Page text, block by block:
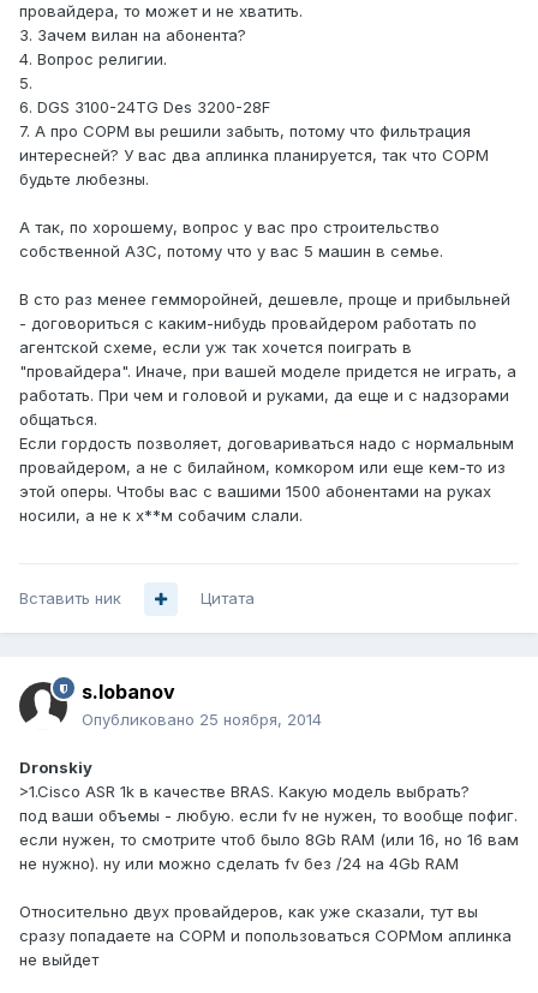
провайдера, то может и не хватить.
3. Зачем вилан на абонента?
4. Вопрос религии.
5.
6. DGS 3100-24TG Des 3200-28F
7. А про СОРМ вы решили забыть, потому что фильтрация
интересней? У вас два аплинка планируется, так что СОРМ
будьте любезны.
А так, по хорошему, вопрос у вас про строительство
собственной АЗС, потому что у вас 5 машин в семье.
В сто раз менее гемморойней, дешевле, проще и прибыльней
- договориться с каким-нибудь провайдером работать по
агентской схеме, если уж так хочется поиграть в
"провайдера". Иначе, при вашей моделе придется не играть, а
работать. При чем и головой и руками, да еще и с надзорами
общаться.
Если гордость позволяет, договариваться надо с нормальным
провайдером, а не с билайном, комкором или еще кем-то из
этой оперы. Чтобы вас с вашими 1500 абонентами на руках
носили, а не к х**м собачим слали.
Вставить ник Цитата
s.lobanov
Опубликовано 25 ноября, 2014
Dronskiy
>1.Cisco ASR 1k в качестве BRAS. Какую модель выбрать?
под ваши объемы - любую. если fv не нужен, то вообще пофиг.
если нужен, то смотрите чтоб было 8Gb RAM (или 16, но 16 вам
не нужно). ну или можно сделать fv без /24 на 4Gb RAM
Относительно двух провайдеров, как уже сказали, тут вы
сразу попадаете на СОРМ и попользоваться СОРМом аплинка
не выйдет